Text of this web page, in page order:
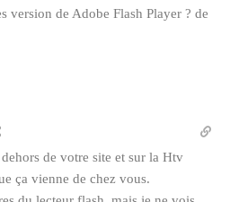
version de Adobe Flash Player ? de
de votre site et sur la Htv
ça vienne de chez vous.